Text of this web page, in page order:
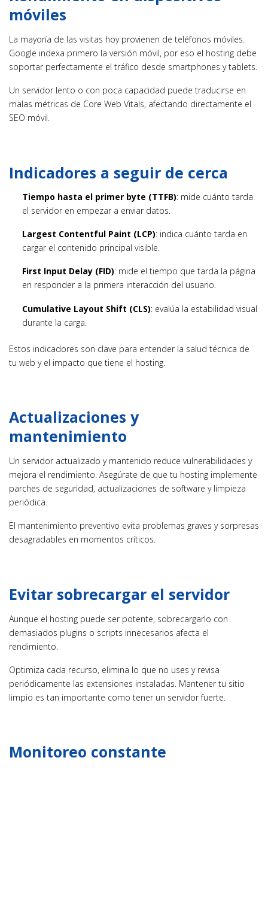
móviles
La mayoría de las visitas hoy provienen de teléfonos móviles.
Google indexa primero la versión móvil, por eso el hosting debe
soportar perfectamente el tráfico desde smartphones y tablets.
Un servidor lento o con poca capacidad puede traducirse en
malas métricas de Core Web Vitals, afectando directamente el
SEO móvil.
Indicadores a seguir de cerca
Tiempo hasta el primer byte (TTFB): mide cuánto tarda
el servidor en empezar a enviar datos.
Largest Contentful Paint (LCP): indica cuánto tarda en
cargar el contenido principal visible.
First Input Delay (FID): mide el tiempo que tarda la página
en responder a la primera interacción del usuario.
Cumulative Layout Shift (CLS): evalúa la estabilidad visual
durante la carga.
Estos indicadores son clave para entender la salud técnica de
tu web y el impacto que tiene el hosting.
Actualizaciones y
mantenimiento
Un servidor actualizado y mantenido reduce vulnerabilidades y
mejora el rendimiento. Asegúrate de que tu hosting implemente
parches de seguridad, actualizaciones de software y limpieza
periódica.
El mantenimiento preventivo evita problemas graves y sorpresas
desagradables en momentos críticos.
Evitar sobrecargar el servidor
Aunque el hosting puede ser potente, sobrecargarlo con
demasiados plugins o scripts innecesarios afecta el
rendimiento.
Optimiza cada recurso, elimina lo que no uses y revisa
periódicamente las extensiones instaladas. Mantener tu sitio
limpio es tan importante como tener un servidor fuerte.
Monitoreo constante